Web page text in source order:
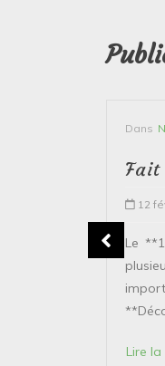
Dans
Fait
12
Le
Lire la